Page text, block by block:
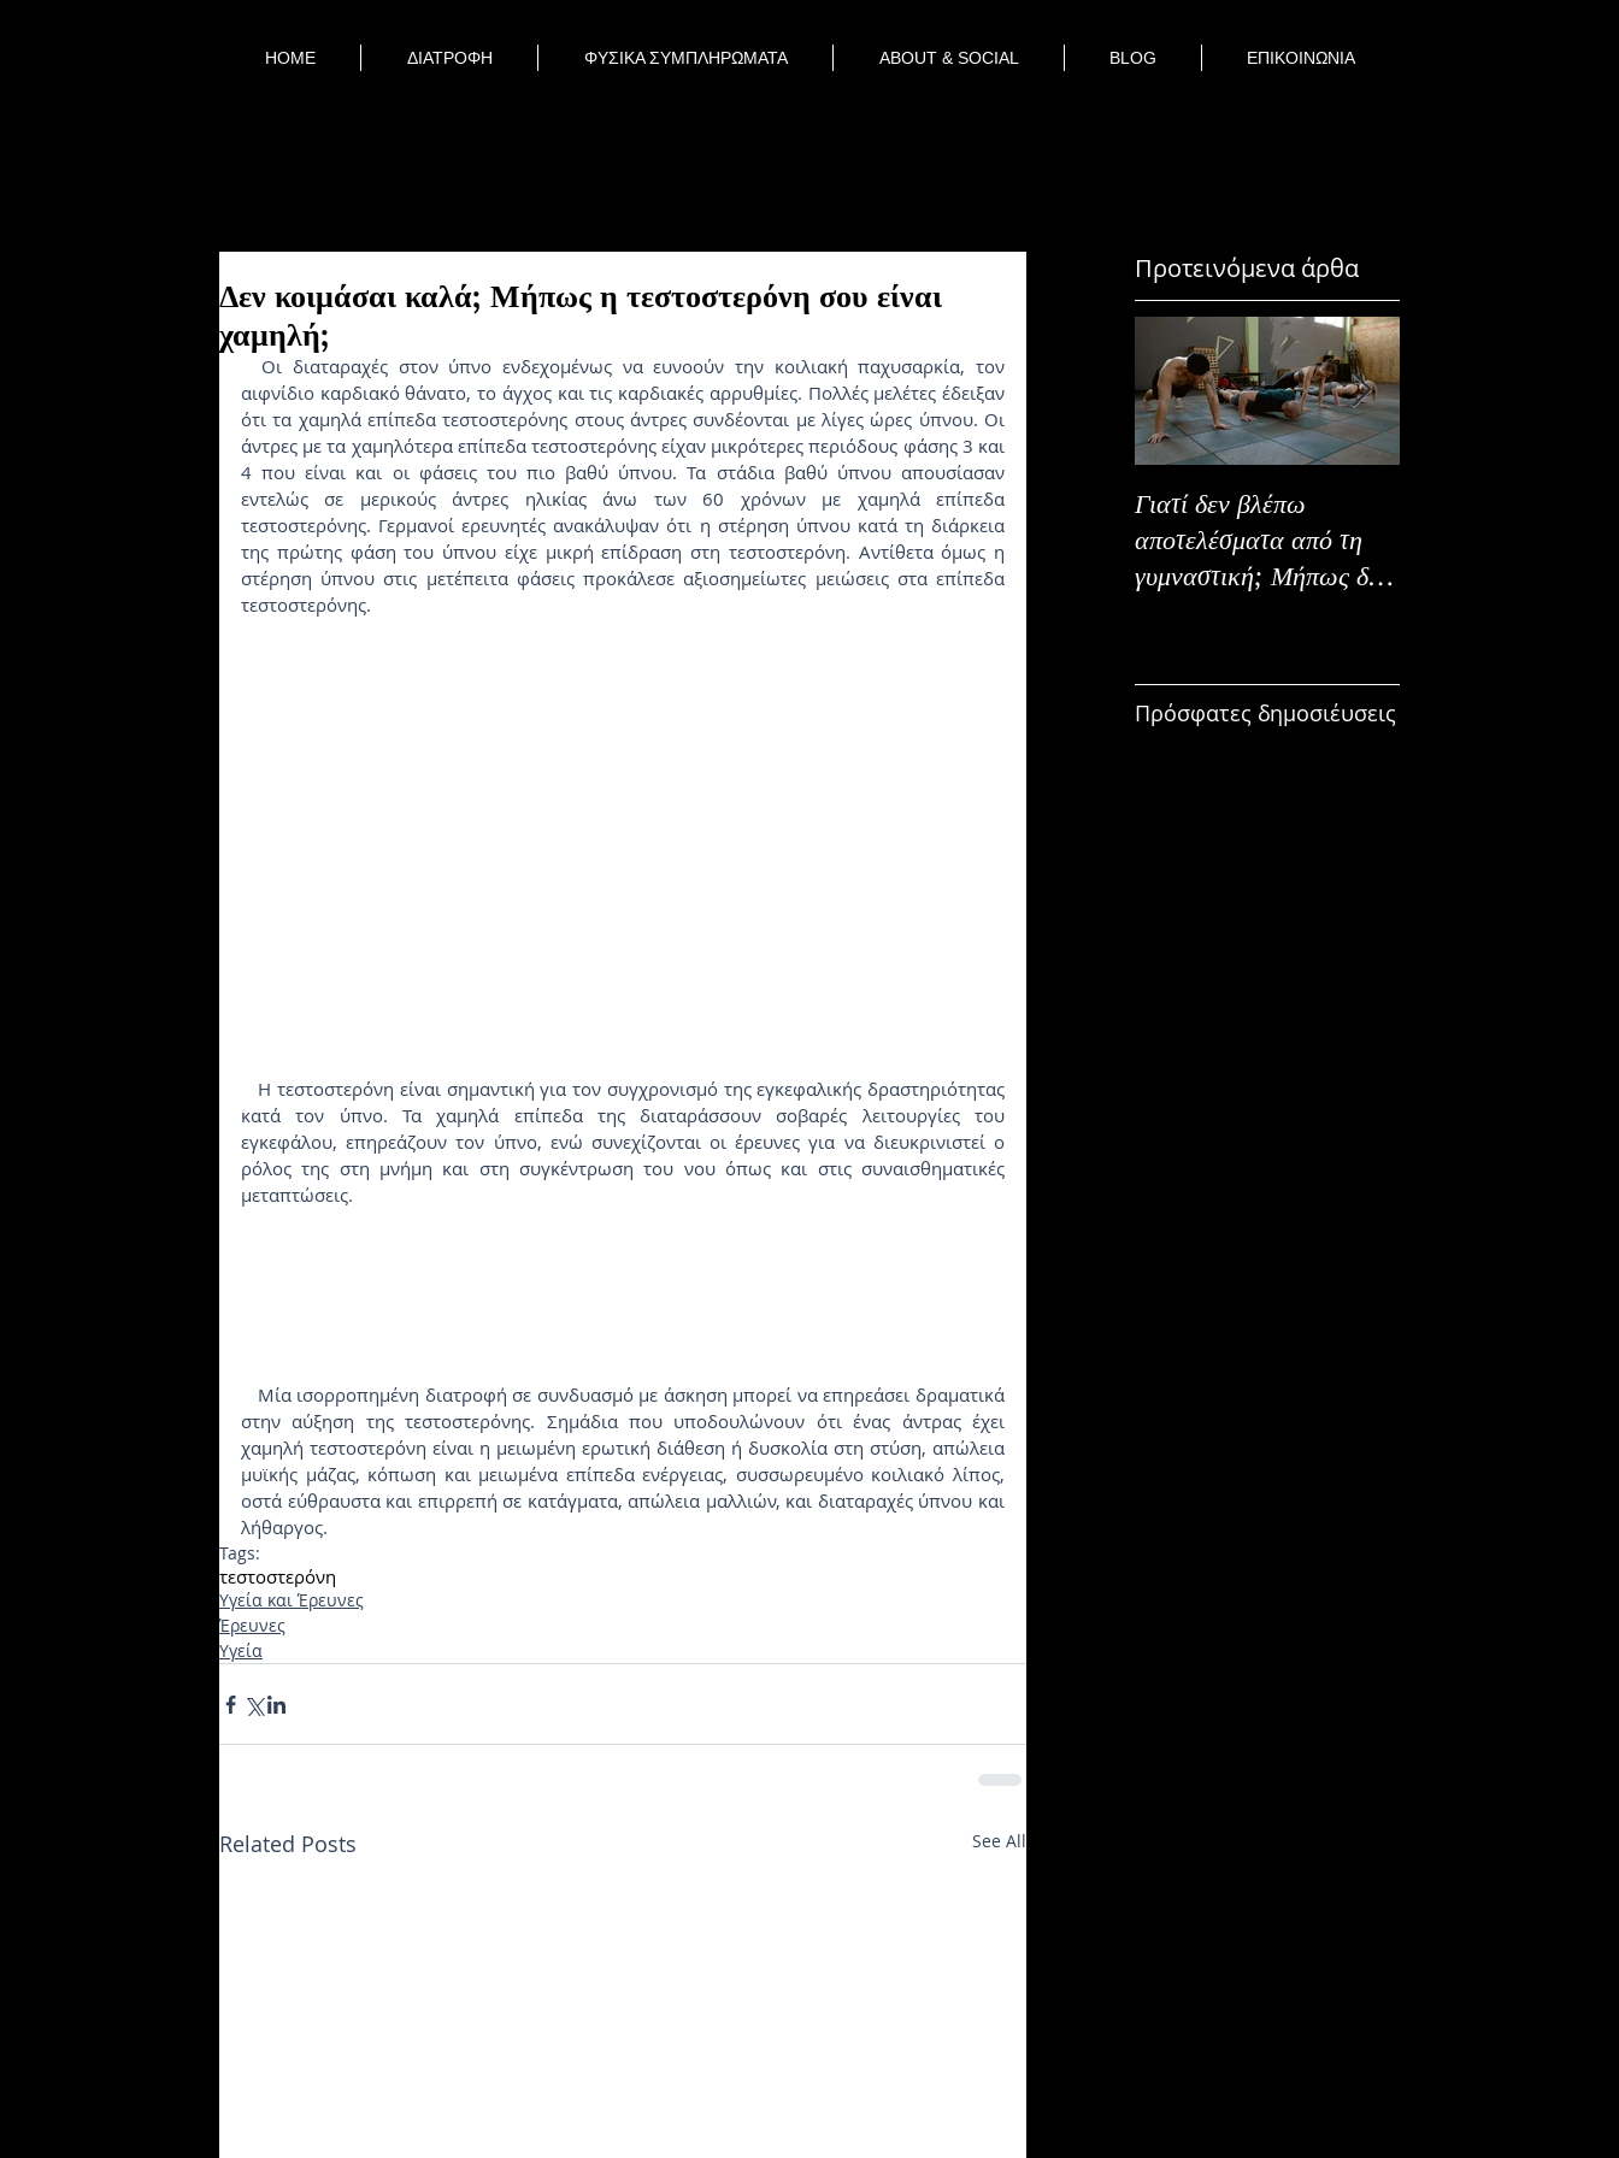
Δεν κοιμάσαι καλά; Μήπως η τεστοστερόνη σου είναι
χαμηλή;
αιφνίδιο καρδιακό θάνατο, το άγχος και τις καρδιακές αρρυθμίες. Πολλές μελέτες έδειξαν
ότι τα χαμηλά επίπεδα τεστοστερόνης στους άντρες συνδέονται με λίγες ώρες ύπνου. Οι
άντρες με τα χαμηλότερα επίπεδα τεστοστερόνης είχαν μικρότερες περιόδους φάσης 3 και
4 που είναι και οι φάσεις του πιο βαθύ ύπνου. Τα στάδια βαθύ ύπνου απουσίασαν
εντελώς σε μερικούς άντρες ηλικίας άνω των 60 χρόνων με χαμηλά επίπεδα
τεστοστερόνης. Γερμανοί ερευνητές ανακάλυψαν ότι η στέρηση ύπνου κατά τη διάρκεια
της πρώτης φάση του ύπνου είχε μικρή επίδραση στη τεστοστερόνη. Αντίθετα όμως η
στέρηση ύπνου στις μετέπειτα φάσεις προκάλεσε αξιοσημείωτες μειώσεις στα επίπεδα
τεστοστερόνης.
κατά τον ύπνο. Τα χαμηλά επίπεδα της διαταράσσουν σοβαρές λειτουργίες του
εγκεφάλου, επηρεάζουν τον ύπνο, ενώ συνεχίζονται οι έρευνες για να διευκρινιστεί ο
ρόλος της στη μνήμη και στη συγκέντρωση του νου όπως και στις συναισθηματικές
μεταπτώσεις.
στην αύξηση της τεστοστερόνης. Σημάδια που υποδουλώνουν ότι ένας άντρας έχει
χαμηλή τεστοστερόνη είναι η μειωμένη ερωτική διάθεση ή δυσκολία στη στύση, απώλεια
μυϊκής μάζας, κόπωση και μειωμένα επίπεδα ενέργειας, συσσωρευμένο κοιλιακό λίπος,
οστά εύθραυστα και επιρρεπή σε κατάγματα, απώλεια μαλλιών, και διαταραχές ύπνου και
λήθαργος.
Tags:
τεστοστερόνη
Υγεία και Έρευνες
Έρευνες
Υγεία
Related Posts See All
Προτεινόμενα άρθα
Γιατί δεν βλέπω
αποτελέσματα από τη
γυμναστική; Μήπως δεν
Πρόσφατες δημοσιέυσεις
HOME ΔΙΑΤΡΟΦΗ ΦΥΣΙΚΑ ΣΥΜΠΛΗΡΩΜΑΤΑ ABOUT & SOCIAL BLOG ΕΠΙΚΟΙΝΩΝΙΑ